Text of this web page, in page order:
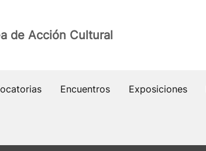
de Acción Cultural
Encuentros Exposiciones